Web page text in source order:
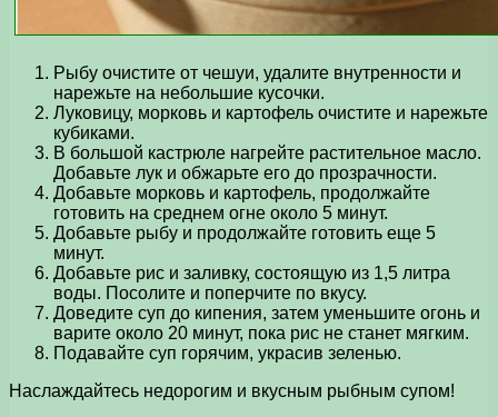
Рыбу очистите от чешуи, удалите внутренности и
нарежьте на небольшие кусочки.
Луковицу, морковь и картофель очистите и нарежьте
кубиками.
В большой кастрюле нагрейте растительное масло.
Добавьте лук и обжарьте его до прозрачности.
Добавьте морковь и картофель, продолжайте
готовить на среднем огне около 5 минут.
Добавьте рыбу и продолжайте готовить еще 5
минут.
Добавьте рис и заливку, состоящую из 1,5 литра
воды. Посолите и поперчите по вкусу.
Доведите суп до кипения, затем уменьшите огонь и
варите около 20 минут, пока рис не станет мягким.
Подавайте суп горячим, украсив зеленью.
Наслаждайтесь недорогим и вкусным рыбным супом!